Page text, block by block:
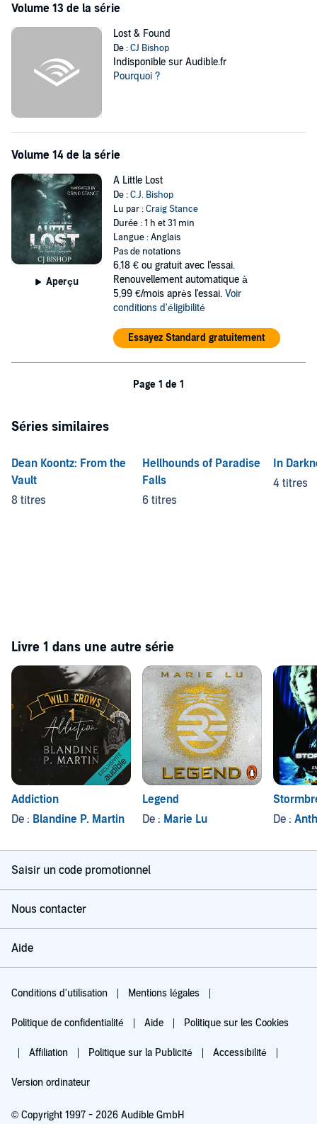
Volume 13 de la série
Lost & Found
De :CJ Bishop
Indisponible sur Audible.fr
Pourquoi ?
Volume 14 de la série
Aperçu
A Little Lost
De :C.J. Bishop
Lu par :Craig Stance
Durée : 1 h et 31 min
Langue : Anglais
Pas de notations
6,18 € ou gratuit avec l'essai.
Renouvellement automatique à
5,99 €/mois après l'essai. Voir
conditions d'éligibilité
Essayez Standard gratuitement
Page 1 de 1
Séries similaires
Dean Koontz: From the
Vault
8 titres
Hellhounds of Paradise
Falls
6 titres
In
4 titres
Livre 1 dans une autre série
Addiction
De : Blandine P. Martin
Legend
De : Marie Lu
De :
Saisir un code promotionnel
Nous contacter
Aide
Conditions d'utilisation Mentions légales
Politique de confidentialité Aide Politique sur les Cookies
Affiliation Politique sur la Publicité Accessibilité
Version ordinateur
© Copyright 1997 - 2026 Audible GmbH